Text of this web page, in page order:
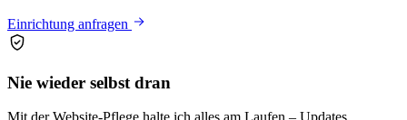
Einrichtung anfragen
Nie wieder selbst dran